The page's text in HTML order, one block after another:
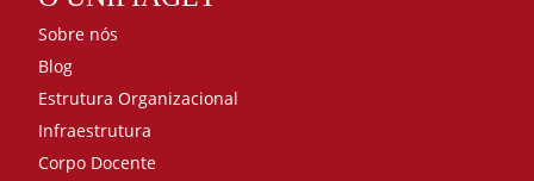
Sobre nós
Blog
Estrutura Organizacional
Infraestrutura
Corpo Docente